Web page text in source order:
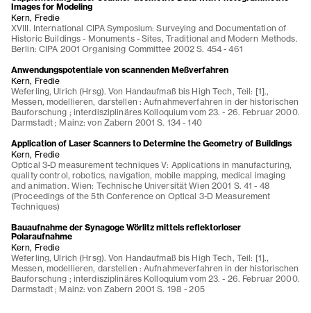
Images for Modeling
Kern, Fredie
XVIII. International CIPA Symposium: Surveying and Documentation of
Historic Buildings - Monuments - Sites, Traditional and Modern Methods.
Berlin: CIPA 2001 Organising Committee 2002 S. 454 - 461
Anwendungspotentiale von scannenden Meßverfahren
Kern, Fredie
Weferling, Ulrich (Hrsg). Von Handaufmaß bis High Tech, Teil: [1].,
Messen, modellieren, darstellen : Aufnahmeverfahren in der historischen
Bauforschung ; interdisziplinäres Kolloquium vom 23. - 26. Februar 2000.
Darmstadt ; Mainz: von Zabern 2001 S. 134 - 140
Application of Laser Scanners to Determine the Geometry of Buildings
Kern, Fredie
Optical 3-D measurement techniques V: Applications in manufacturing,
quality control, robotics, navigation, mobile mapping, medical imaging
and animation. Wien: Technische Universität Wien 2001 S. 41 - 48
(Proceedings of the 5th Conference on Optical 3-D Measurement
Techniques)
Bauaufnahme der Synagoge Wörlitz mittels reflektorloser
Polaraufnahme
Kern, Fredie
Weferling, Ulrich (Hrsg). Von Handaufmaß bis High Tech, Teil: [1].,
Messen, modellieren, darstellen : Aufnahmeverfahren in der historischen
Bauforschung ; interdisziplinäres Kolloquium vom 23. - 26. Februar 2000.
Darmstadt ; Mainz: von Zabern 2001 S. 198 - 205